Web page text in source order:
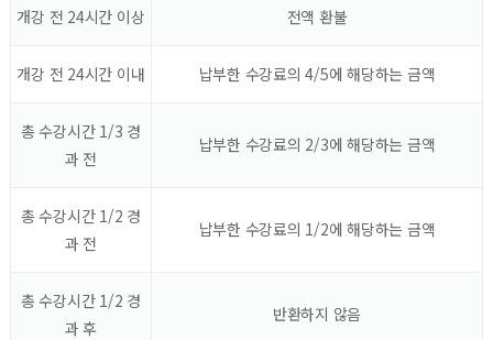
개강 전 24시간 이상 전액 환불
개강 전 24시간 이내 납부한 수강료의 4/5에 해당하는 금액
총 수강시간 1/3 경
과 전
납부한 수강료의 2/3에 해당하는 금액
총 수강시간 1/2 경
과 전
납부한 수강료의 1/2에 해당하는 금액
총 수강시간 1/2 경
과 후
반환하지 않음